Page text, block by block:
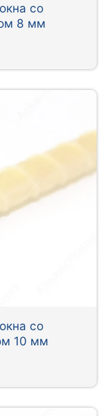
со
8 мм
со
10 мм